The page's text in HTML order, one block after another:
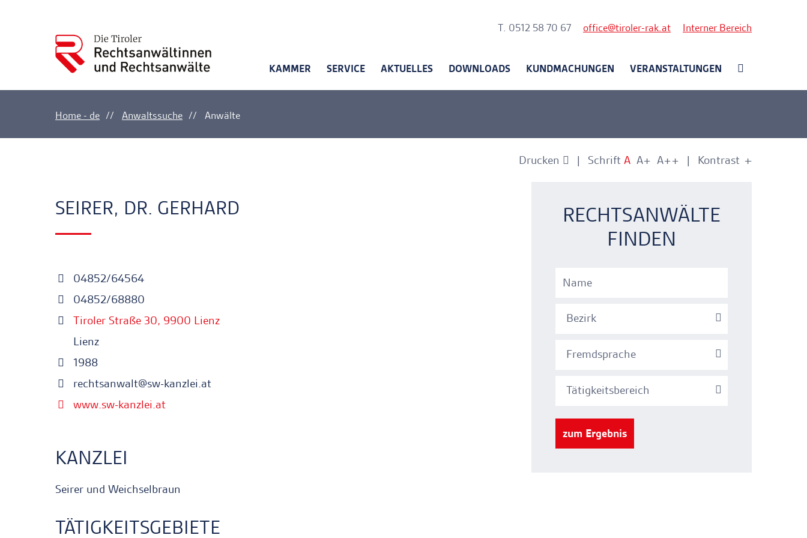
T. 0512 58 70 67 office tiroler-rak.at Interner Bereich
KAMMER SERVICE AKTUELLES DOWNLOADS KUNDMACHUNGEN VERANSTALTUNGEN
Home - de Anwaltssuche Anwälte
Drucken Schrift A A+ A++ Kontrast +
-
SEIRER, DR. GERHARD
04852/64564
04852/68880
Tiroler Straße 30, 9900 Lienz
Lienz
1988
rechtsanwalt@sw-kanzlei.at
www.sw-kanzlei.at
KANZLEI
Seirer und Weichselbraun
TÄTIGKEITSGEBIETE
RECHTSANWÄLTE
FINDEN
Bezirk
Fremdsprache
Tätigkeitsbereich
zum Ergebnis